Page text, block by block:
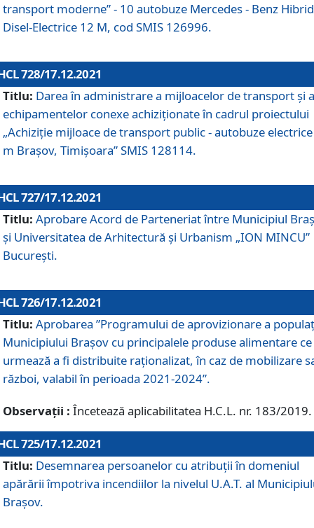
transport moderne” - 10 autobuze Mercedes - Benz Hibrid
Disel-Electrice 12 M, cod SMIS 126996.
728/17.12.2021
Titlu: Darea în administrare a mijloacelor de transport și a
echipamentelor conexe achiziționate în cadrul proiectului
„Achiziție mijloace de transport public - autobuze
m Brașov, Timișoara” SMIS 128114.
727/17.12.2021
Titlu: Aprobare Acord de Parteneriat între Municipiul
și Universitatea de Arhitectură și Urbanism „ION MINCU”
București.
726/17.12.2021
Titlu: Aprobarea ”Programului de aprovizionare a
Municipiului Braşov cu principalele produse alimentare ce
urmează a fi distribuite raționalizat, în caz de mobilizare
război, valabil în perioada 2021-2024”.
Observații : Încetează aplicabilitatea H.C.L. nr. 183/2019.
725/17.12.2021
Titlu: Desemnarea persoanelor cu atribuții în domeniul
apărării împotriva incendiilor la nivelul U.A.T. al
Brașov.